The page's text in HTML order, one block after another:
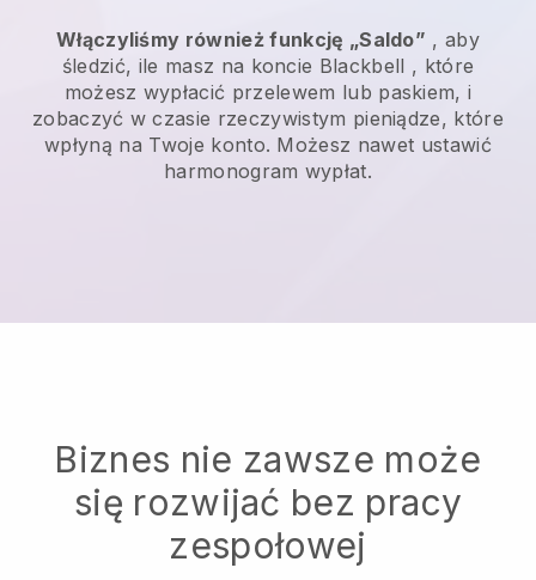
Włączyliśmy również funkcję „Saldo” , aby
śledzić, ile masz na koncie Blackbell , które
możesz wypłacić przelewem lub paskiem, i
zobaczyć w czasie rzeczywistym pieniądze, które
wpłyną na Twoje konto. Możesz nawet ustawić
harmonogram wypłat.
Biznes nie zawsze może
się rozwijać bez pracy
zespołowej